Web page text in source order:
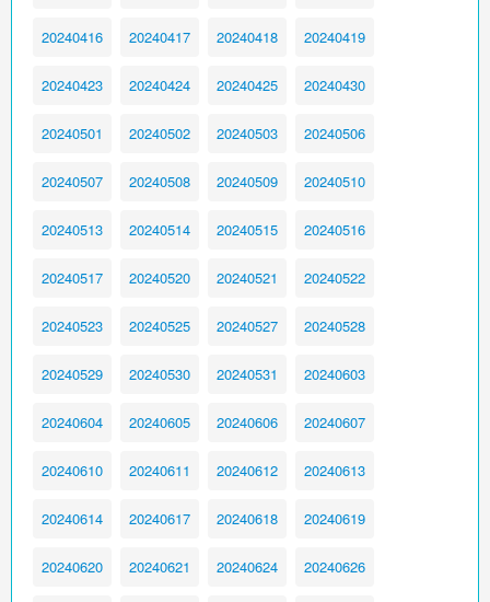
20240416 20240417 20240418 20240419
20240423 20240424 20240425 20240430
20240501 20240502 20240503 20240506
20240507 20240508 20240509 20240510
20240513 20240514 20240515 20240516
20240517 20240520 20240521 20240522
20240523 20240525 20240527 20240528
20240529 20240530 20240531 20240603
20240604 20240605 20240606 20240607
20240610 20240611 20240612 20240613
20240614 20240617 20240618 20240619
20240620 20240621 20240624 20240626